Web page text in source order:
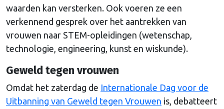
waarden kan versterken. Ook voeren ze een
verkennend gesprek over het aantrekken van
vrouwen naar STEM-opleidingen (wetenschap,
technologie, engineering, kunst en wiskunde).
Geweld tegen vrouwen
Omdat het zaterdag de Internationale Dag voor de
Uitbanning van Geweld tegen Vrouwen is, debatteert